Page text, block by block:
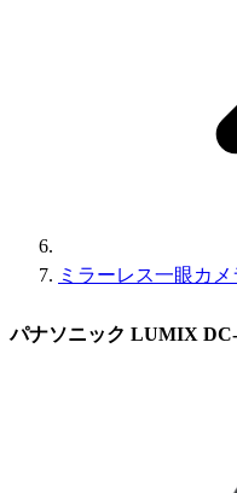
ミラーレス一眼カメ
パナソニック LUMIX